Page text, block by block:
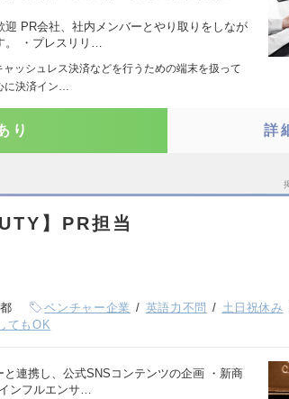
PR会社、社内メンバーとやり取りをしなが
。 ・プレスリリ…
ャッシュレス決済などを行うための端末を扱って
に決済イン…
り 詳
】PR担当
ベンチャー企業 英語力不問 土日祝休み
てもOK
連携し、公式SNSコンテンツの企画 ・新商
ンフルエンサ…